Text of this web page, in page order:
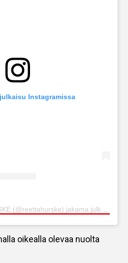
Instagramissa
oikealla olevaa nuolta